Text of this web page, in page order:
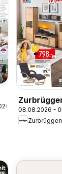
Camron
08.08.2026 -
Zurbrüggen